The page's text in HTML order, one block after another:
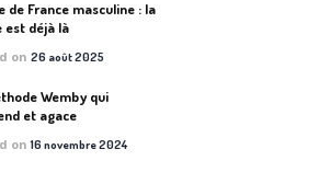
de France masculine : la
est déjà là
on26 août 2025
Wemby qui
et agace
on16 novembre 2024